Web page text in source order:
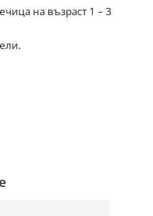
на възраст 1 – 3